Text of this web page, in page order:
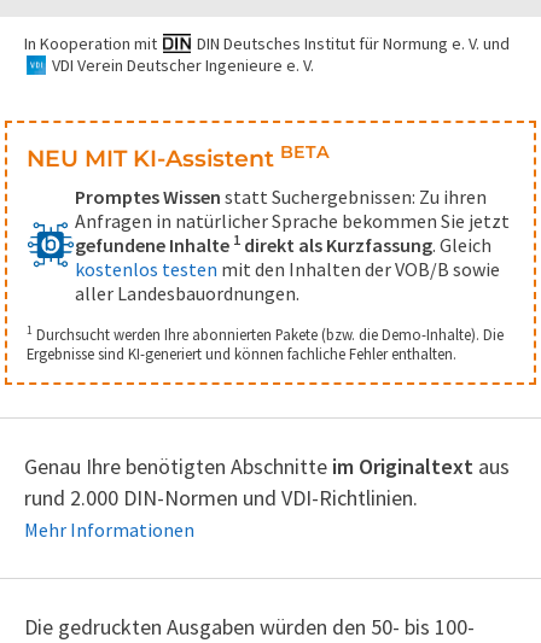
In Kooperation mit DIN Deutsches Institut für Normung e. V. und
VDI Verein Deutscher Ingenieure e. V.
NEU MIT KI-Assistent BETA
Promptes Wissen statt Suchergebnissen: Zu ihren
Anfragen in natürlicher Sprache bekommen Sie jetzt
gefundene Inhalte 1 direkt als Kurzfassung. Gleich
kostenlos testen mit den Inhalten der VOB/B sowie
aller Landesbauordnungen.
1 Durchsucht werden Ihre abonnierten Pakete (bzw. die Demo-Inhalte). Die
Ergebnisse sind KI-generiert und können fachliche Fehler enthalten.
Genau Ihre benötigten Abschnitte im Originaltext aus
rund 2.000 DIN-Normen und VDI-Richtlinien.
Mehr Informationen
Die gedruckten Ausgaben würden den 50- bis 100-